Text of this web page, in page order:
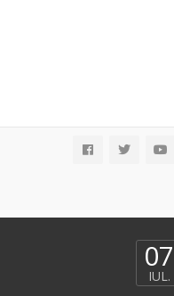
07
IUL.